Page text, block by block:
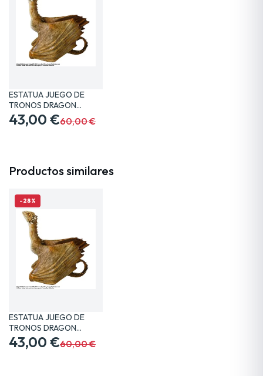
ESTATUA JUEGO DE
TRONOS DRAGON
VISERION 19…
43,00 €60,00 €
Productos similares
-28%
ESTATUA JUEGO DE
TRONOS DRAGON
VISERION 19…
43,00 €60,00 €